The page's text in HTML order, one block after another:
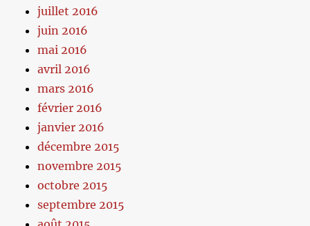
juillet 2016
juin 2016
mai 2016
avril 2016
mars 2016
février 2016
janvier 2016
décembre 2015
novembre 2015
octobre 2015
septembre 2015